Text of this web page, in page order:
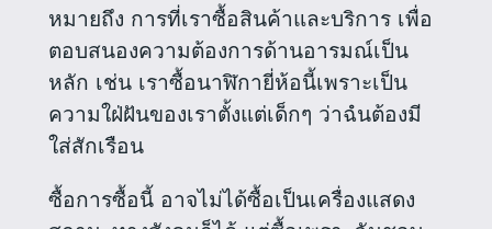
หมายถึง การที่เราซื้อสินค้าและบริการ เพื่อ
ตอบสนองความต้องการด้านอารมณ์เป็น
หลัก เช่น เราซื้อนาฬิกายี่ห้อนี้เพราะเป็น
ความใฝ่ฝันของเราตั้งแต่เด็กๆ ว่าฉํนต้องมี
ใส่สักเรือน
ซื้อการซื้อนี้ อาจไม่ได้ซื้อเป็นเครื่องแสดง